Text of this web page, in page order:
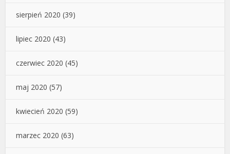
sierpień 2020 (39)
lipiec 2020 (43)
czerwiec 2020 (45)
maj 2020 (57)
kwiecień 2020 (59)
marzec 2020 (63)